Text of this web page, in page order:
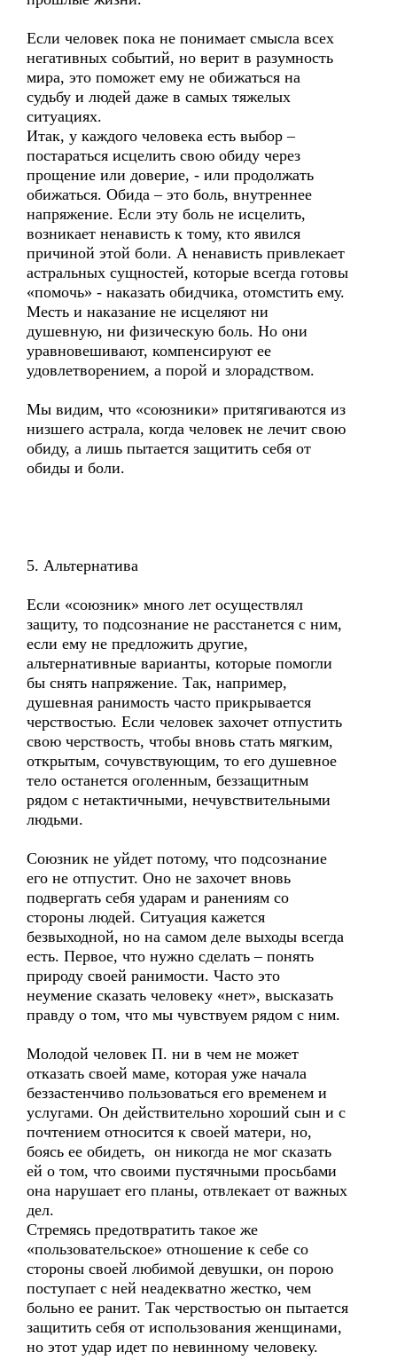
Если человек пока не понимает смысла всех
негативных событий, но верит в разумность
мира, это поможет ему не обижаться на
судьбу и людей даже в самых тяжелых
ситуациях.
Итак, у каждого человека есть выбор –
постараться исцелить свою обиду через
прощение или доверие, - или продолжать
обижаться. Обида – это боль, внутреннее
напряжение. Если эту боль не исцелить,
возникает ненависть к тому, кто явился
причиной этой боли. А ненависть привлекает
астральных сущностей, которые всегда готовы
«помочь» - наказать обидчика, отомстить ему.
Месть и наказание не исцеляют ни
душевную, ни физическую боль. Но они
уравновешивают, компенсируют ее
удовлетворением, а порой и злорадством.
Мы видим, что «союзники» притягиваются из
низшего астрала, когда человек не лечит свою
обиду, а лишь пытается защитить себя от
обиды и боли.
5. Альтернатива
Если «союзник» много лет осуществлял
защиту, то подсознание не расстанется с ним,
если ему не предложить другие,
альтернативные варианты, которые помогли
бы снять напряжение. Так, например,
душевная ранимость часто прикрывается
черствостью. Если человек захочет отпустить
свою черствость, чтобы вновь стать мягким,
открытым, сочувствующим, то его душевное
тело останется оголенным, беззащитным
рядом с нетактичными, нечувствительными
людьми.
Союзник не уйдет потому, что подсознание
его не отпустит. Оно не захочет вновь
подвергать себя ударам и ранениям со
стороны людей. Ситуация кажется
безвыходной, но на самом деле выходы всегда
есть. Первое, что нужно сделать – понять
природу своей ранимости. Часто это
неумение сказать человеку «нет», высказать
правду о том, что мы чувствуем рядом с ним.
Молодой человек П. ни в чем не может
отказать своей маме, которая уже начала
беззастенчиво пользоваться его временем и
услугами. Он действительно хороший сын и с
почтением относится к своей матери, но,
боясь ее обидеть, он никогда не мог сказать
ей о том, что своими пустячными просьбами
она нарушает его планы, отвлекает от важных
дел.
Стремясь предотвратить такое же
«пользовательское» отношение к себе со
стороны своей любимой девушки, он порою
поступает с ней неадекватно жестко, чем
больно ее ранит. Так черствостью он пытается
защитить себя от использования женщинами,
но этот удар идет по невинному человеку.